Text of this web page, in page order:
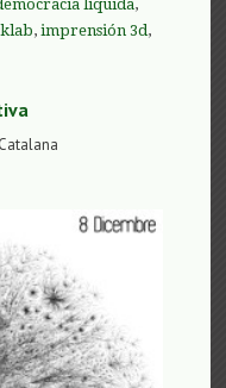
líquida,
,imprensión 3d,